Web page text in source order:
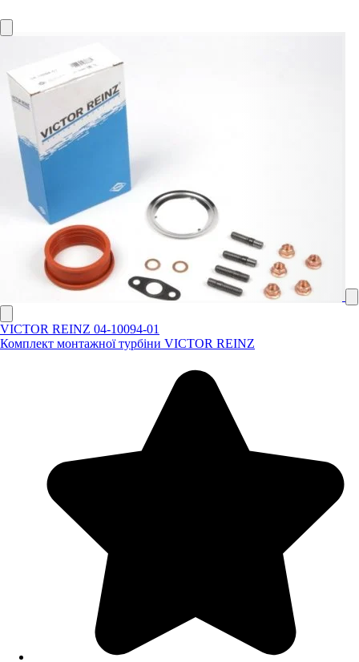
VICTOR REINZ 04-10094-01
Комплект монтажної турбіни VICTOR REINZ